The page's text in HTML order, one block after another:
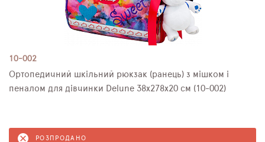
10-002
Ортопедичний шкільний рюкзак (ранець) з мішком і
пеналом для дівчинки Delune 38х278х20 см (10-002)
РОЗПРОДАНО